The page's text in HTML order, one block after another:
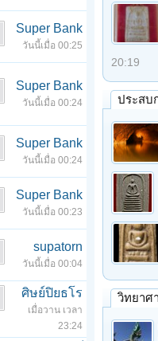
Super Bank
วันนี้เมื่อ 00:25
Super Bank
วันนี้เมื่อ 00:24
Super Bank
วันนี้เมื่อ 00:24
Super Bank
วันนี้เมื่อ 00:23
supatorn
วันนี้เมื่อ 00:04
ศิษย์ปิยธโร
เมื่อวาน เวลา
23:24
20:19
ประสบ
วิทยาศ